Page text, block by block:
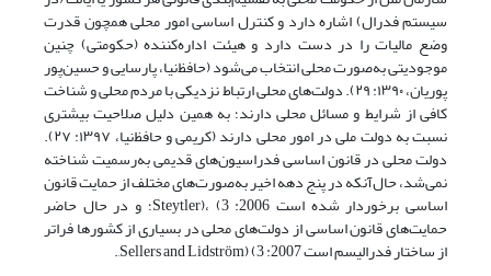
سیستم فدرال) اشاره دارد و کنترل اساسی امور محلی همچون قدرت
وضع مالیات را در دست دارد و هیئت اداره‌کننده (حکومتی) چنین
موجودیتی به‌صورت محلی انتخاب می‌شود (حافظ‌نیا، پارسایی و حسین‌پور
پوریان، ۱۳۹۰: ۲۹). دولت‌های محلی ارتباط نزدیکی با مردم محلی و شناخت
کافی از شرایط و مسائل محلی دارند؛ به همین دلیل صلاحیت بیشتری
نسبت به دولت ملی در امور محلی دارند (کریمی و حافظ‌نیا، ۱۳۹۷: ۲۷).
دولت محلی در قانون اساسی فدراسیون‌های قدیمی به‌رسمیت شناخته
نمی‌شد، حال‌آنکه در پنج دهه اخیر به‌صورت‌های مختلف از حمایت قانون
اساسی برخوردار شده‌ است 2006: 3) ،(Steytler؛ و در حال حاضر
حمایت‌های قانون اساسی از دولت‌های محلی در بسیاری از کشورها فراتر
از ساختار فدرالیسم است 2007: 3) (Sellers and Lidström,.